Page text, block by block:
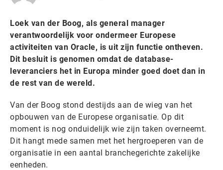
Loek van der Boog, als general manager
verantwoordelijk voor ondermeer Europese
activiteiten van Oracle, is uit zijn functie ontheven.
Dit besluit is genomen omdat de database-
leveranciers het in Europa minder goed doet dan in
de rest van de wereld.
Van der Boog stond destijds aan de wieg van het
opbouwen van de Europese organisatie. Op dit
moment is nog onduidelijk wie zijn taken overneemt.
Dit hangt mede samen met het hergroeperen van de
organisatie in een aantal branchegerichte zakelijke
eenheden.